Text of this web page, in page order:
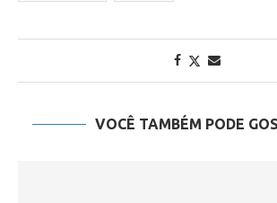
VOCÊ TAMBÉM PODE